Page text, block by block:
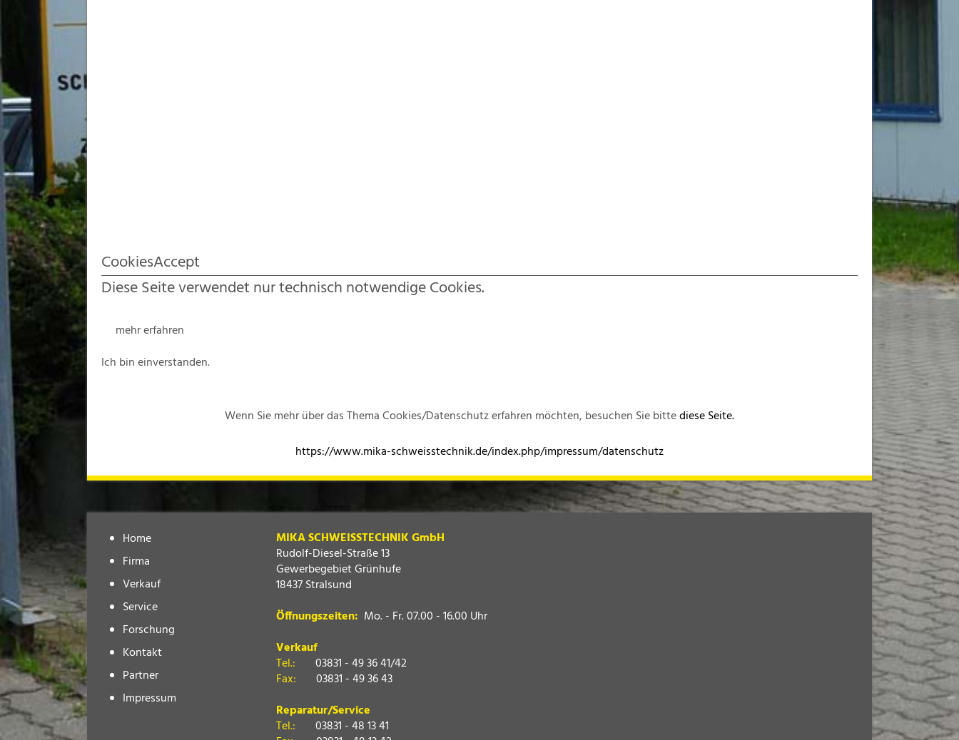
CookiesAccept
Diese Seite verwendet nur technisch notwendige Cookies.
mehr erfahren
Ich bin einverstanden.
Wenn Sie mehr über das Thema Cookies/Datenschutz erfahren möchten, besuchen Sie bittediese Seite.
https://www.mika-schweisstechnik.de/index.php/impressum/datenschutz
Home
Firma
Verkauf
Service
Forschung
Kontakt
Partner
Impressum
MIKA SCHWEISSTECHNIK GmbH
Rudolf-Diesel-Straße 13
Gewerbegebiet Grünhufe
18437 Stralsund
Öffnungszeiten: Mo. - Fr. 07.00 - 16.00 Uhr
Verkauf
Tel.: 03831 - 49 36 41/42
Fax: 03831 - 49 36 43
Reparatur/Service
Tel.: 03831 - 48 13 41